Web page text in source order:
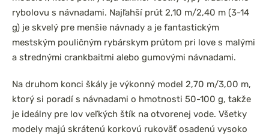
rybolovu s návnadami. Najľahší prút 2,10 m/2,40 m (3-14
g) je skvelý pre menšie návnady a je fantastickým
mestským pouličným rybárskym prútom pri love s malými
a strednými crankbaitmi alebo gumovými návnadami.
Na druhom konci škály je výkonný model 2,70 m/3,00 m,
ktorý si poradí s návnadami o hmotnosti 50-100 g, takže
je ideálny pre lov veľkých štík na otvorenej vode. Všetky
modely majú skrátenú korkovú rukoväť osadenú vysoko